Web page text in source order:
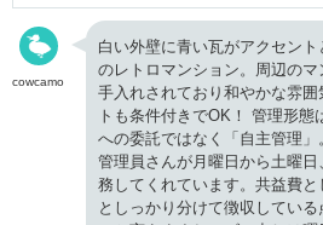
cowcamo
白い外壁に青い瓦がアクセン
のレトロマンション。周辺のマ
手入れされており和やかな雰
トも条件付きでOK！ 管理形態
への委託ではなく「自主管理
管理員さんが月曜日から土曜
務してくれています。共益費
としっかり分けて徴収してい